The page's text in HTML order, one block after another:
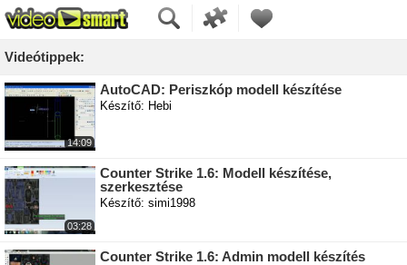
Videótippek:
14:09
AutoCAD: Periszkóp modell készítése
Készítő: Hebi
03:28
Counter Strike 1.6: Modell készítése,
szerkesztése
Készítő: simi1998
Counter Strike 1.6: Admin modell készítés